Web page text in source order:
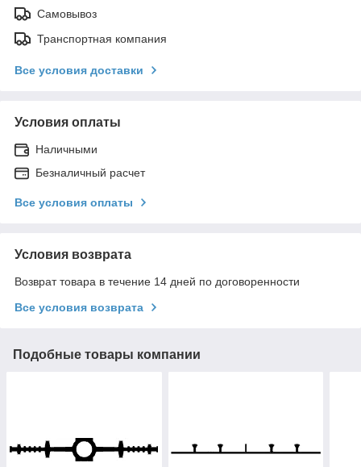
Самовывоз
Транспортная компания
Все условия доставки
Условия оплаты
Наличными
Безналичный расчет
Все условия оплаты
Условия возврата
Возврат товара в течение 14 дней по договоренности
Все условия возврата
Подобные товары компании